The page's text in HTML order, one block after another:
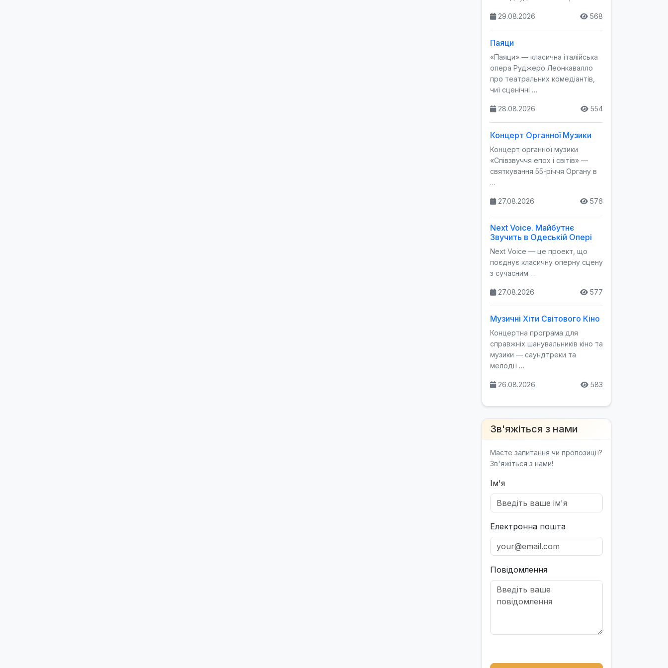
29.08.2026 568
Паяци
«Паяци» — класична італійська
опера Руджеро Леонкавалло
про театральних комедіантів,
чиї сценічні …
28.08.2026 554
Концерт Органної Музики
Концерт органної музики
«Співзвуччя епох і світів» —
святкування 55-річчя Органу в
…
27.08.2026 576
Next Voice. Майбутнє
Звучить в Одеській Опері
Next Voice — це проект, що
поєднує класичну оперну сцену
з сучасним …
27.08.2026 577
Музичні Хіти Світового Кіно
Концертна програма для
справжніх шанувальників кіно та
музики — саундтреки та
мелодії …
26.08.2026 583
Зв'яжіться з нами
Маєте запитання чи пропозиції?
Зв'яжіться з нами!
Ім'я
Електронна пошта
Повідомлення